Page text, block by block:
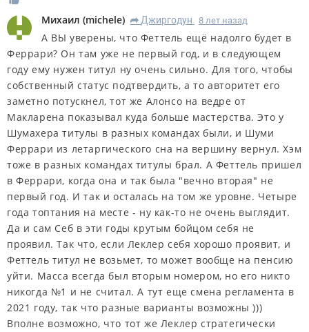
Михаил (michele) R Джиргодун 8 лет назад
А ВЫ уверены, что Феттель ещё надолго будет в
Феррари? Он там уже не первый год, и в следующем
году ему нужен титул ну очень сильно. Для того, чтобы
собственный статус подтвердить, а то авторитет его
заметно потускнел, тот же Алонсо на ведре от
Макларена показывал куда больше мастерства. Это у
Шумахера титулы в разных командах были, и Шуми
Феррари из летаргического сна на вершину вернул. Хэм
тоже в разных командах титулы брал. А Феттель пришел
в Феррари, когда она и так была "вечно вторая" не
первый год. И так и осталась на том же уровне. Четыре
года топтания на месте - ну как-то не очень выглядит.
Да и сам Себ в эти годы крутым бойцом себя не
проявил. Так что, если Леклер себя хорошо проявит, и
Феттель титул не возьмет, то может вообще на пенсию
уйти. Масса всегда был вторым номером, но его никто
никогда №1 и не считал. А тут еще смена регламента в
2021 году, так что разные варианты возможны )))
Вполне возможно, что тот же Леклер стратегически